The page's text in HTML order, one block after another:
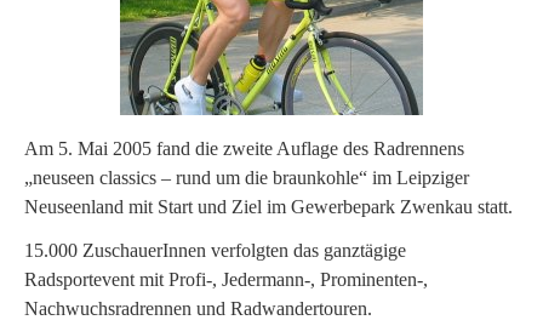
Am 5. Mai 2005 fand die zweite Auflage des Radrennens
„neuseen classics – rund um die braunkohle“ im Leipziger
Neuseenland mit Start und Ziel im Gewerbepark Zwenkau statt.
15.000 ZuschauerInnen verfolgten das ganztägige
Radsportevent mit Profi-, Jedermann-, Prominenten-,
Nachwuchsradrennen und Radwandertouren.